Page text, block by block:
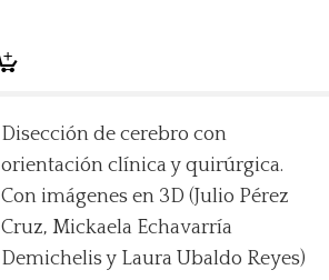
Disección de cerebro con
orientación clínica y quirúrgica.
Con imágenes en 3D (Julio Pérez
Cruz, Mickaela Echavarría
Demichelis y Laura Ubaldo Reyes)